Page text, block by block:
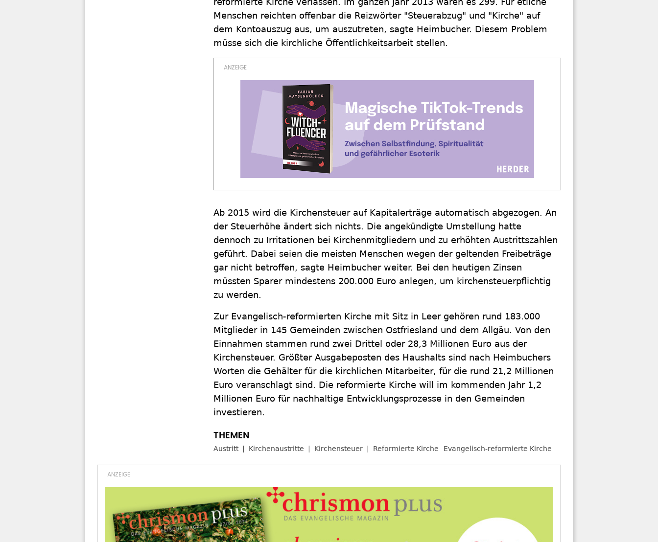
Menschen reichten offenbar die Reizwörter "Steuerabzug" und "Kirche" auf
dem Kontoauszug aus, um auszutreten, sagte Heimbucher. Diesem Problem
müsse sich die kirchliche Öffentlichkeitsarbeit stellen.
Ab 2015 wird die Kirchensteuer auf Kapitalerträge automatisch abgezogen. An
der Steuerhöhe ändert sich nichts. Die angekündigte Umstellung hatte
dennoch zu Irritationen bei Kirchenmitgliedern und zu erhöhten Austrittszahlen
geführt. Dabei seien die meisten Menschen wegen der geltenden Freibeträge
gar nicht betroffen, sagte Heimbucher weiter. Bei den heutigen Zinsen
müssten Sparer mindestens 200.000 Euro anlegen, um kirchensteuerpflichtig
zu werden.
Zur Evangelisch-reformierten Kirche mit Sitz in Leer gehören rund 183.000
Mitglieder in 145 Gemeinden zwischen Ostfriesland und dem Allgäu. Von den
Einnahmen stammen rund zwei Drittel oder 28,3 Millionen Euro aus der
Kirchensteuer. Größter Ausgabeposten des Haushalts sind nach Heimbuchers
Worten die Gehälter für die kirchlichen Mitarbeiter, für die rund 21,2 Millionen
Euro veranschlagt sind. Die reformierte Kirche will im kommenden Jahr 1,2
Millionen Euro für nachhaltige Entwicklungsprozesse in den Gemeinden
investieren.
Austritt Kirchenaustritte Kirchensteuer Reformierte Kirche Evangelisch-reformierte Kirche